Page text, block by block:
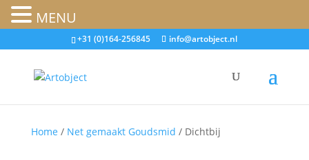
+31 (0)164-256845 info@artobject.nl
Home / Net gemaakt Goudsmid / Dichtbij
MENU